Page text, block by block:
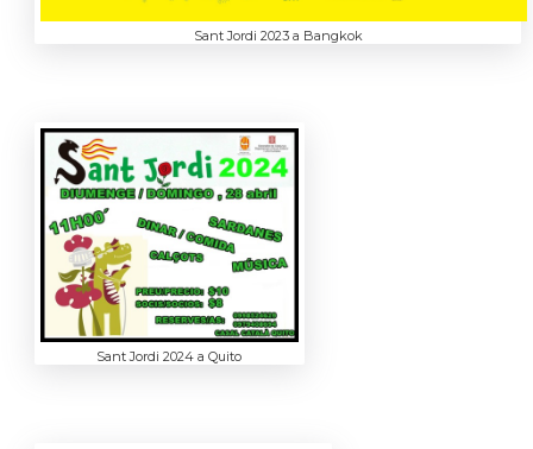
Sant Jordi 2023 a Bangkok
Sant Jordi 2024 a Quito